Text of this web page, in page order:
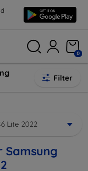
0
Filter
Lite 2022
Samsung